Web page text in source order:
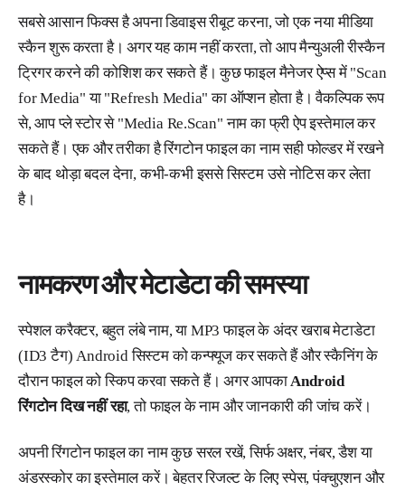
सबसे आसान फिक्स है अपना डिवाइस रीबूट करना, जो एक नया मीडिया
स्कैन शुरू करता है। अगर यह काम नहीं करता, तो आप मैन्युअली रीस्कैन
ट्रिगर करने की कोशिश कर सकते हैं। कुछ फाइल मैनेजर ऐप्स में "Scan
for Media" या "Refresh Media" का ऑप्शन होता है। वैकल्पिक रूप
से, आप प्ले स्टोर से "Media Re.Scan" नाम का फ्री ऐप इस्तेमाल कर
सकते हैं। एक और तरीका है रिंगटोन फाइल का नाम सही फोल्डर में रखने
के बाद थोड़ा बदल देना, कभी-कभी इससे सिस्टम उसे नोटिस कर लेता
है।
नामकरण और मेटाडेटा की समस्या
स्पेशल करैक्टर, बहुत लंबे नाम, या MP3 फाइल के अंदर खराब मेटाडेटा
(ID3 टैग) Android सिस्टम को कन्फ्यूज कर सकते हैं और स्कैनिंग के
दौरान फाइल को स्किप करवा सकते हैं। अगर आपका Android
रिंगटोन दिख नहीं रहा, तो फाइल के नाम और जानकारी की जांच करें।
अपनी रिंगटोन फाइल का नाम कुछ सरल रखें, सिर्फ अक्षर, नंबर, डैश या
अंडरस्कोर का इस्तेमाल करें। बेहतर रिजल्ट के लिए स्पेस, पंक्चुएशन और